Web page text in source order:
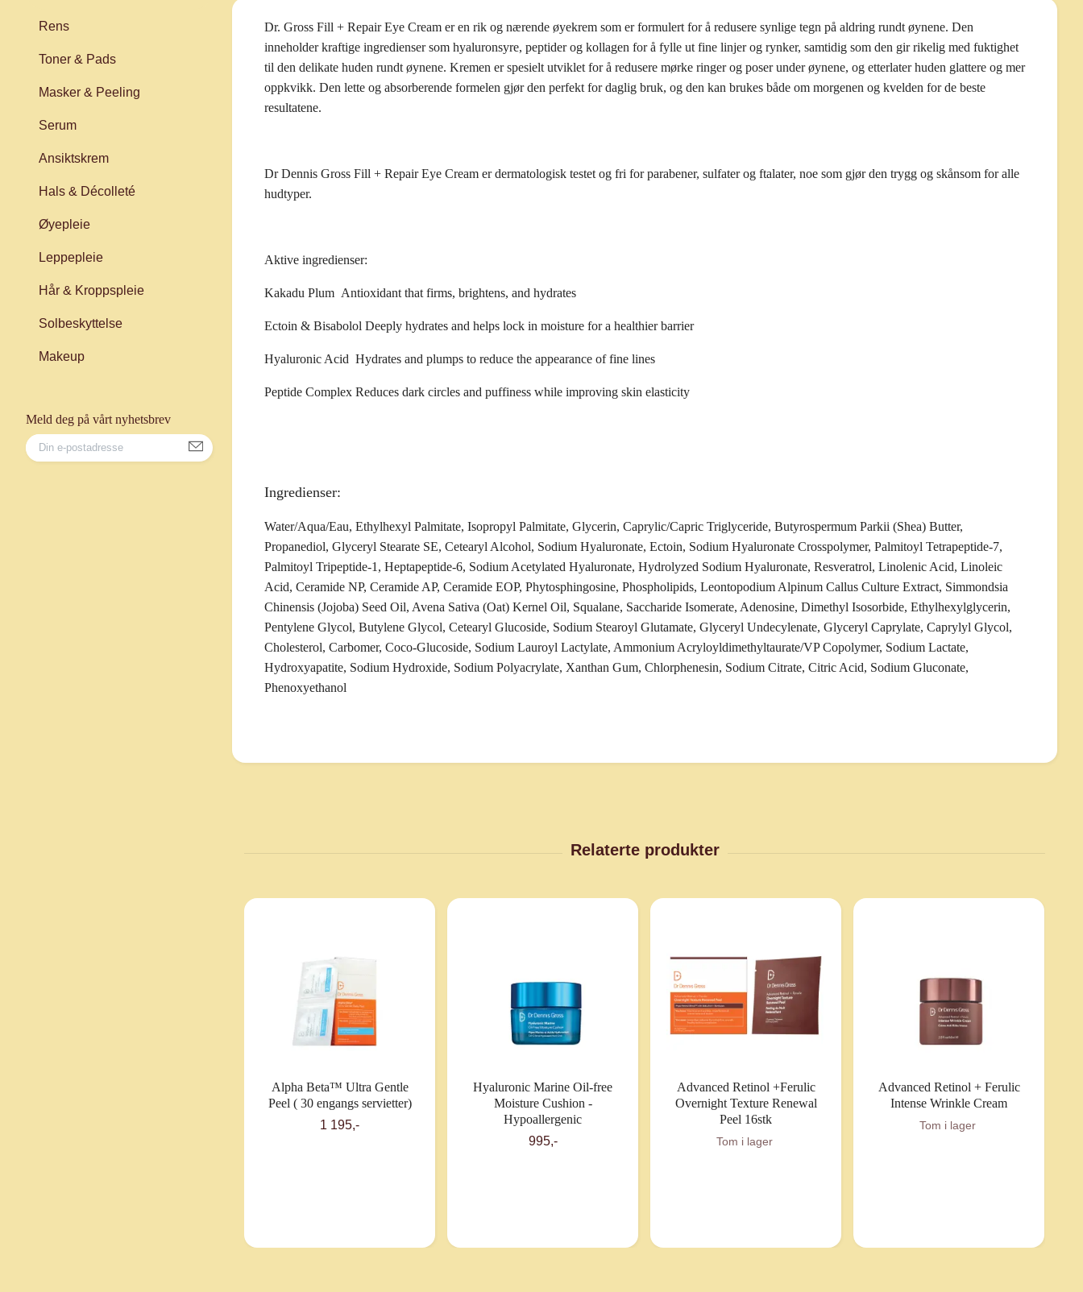
Rens
Toner & Pads
Masker & Peeling
Serum
Ansiktskrem
Hals & Décolleté
Øyepleie
Leppepleie
Hår & Kroppspleie
Solbeskyttelse
Makeup
Meld deg på vårt nyhetsbrev
Dr. Gross Fill + Repair Eye Cream er en rik og nærende øyekrem som er formulert for å redusere synlige tegn på aldring rundt øynene. Den
inneholder kraftige ingredienser som hyaluronsyre, peptider og kollagen for å fylle ut fine linjer og rynker, samtidig som den gir rikelig med fuktighet
til den delikate huden rundt øynene. Kremen er spesielt utviklet for å redusere mørke ringer og poser under øynene, og etterlater huden glattere og mer
oppkvikk. Den lette og absorberende formelen gjør den perfekt for daglig bruk, og den kan brukes både om morgenen og kvelden for de beste
resultatene.
Dr Dennis Gross Fill + Repair Eye Cream er dermatologisk testet og fri for parabener, sulfater og ftalater, noe som gjør den trygg og skånsom for alle
hudtyper.
Aktive ingredienser:
Kakadu Plum Antioxidant that firms, brightens, and hydrates
Ectoin & Bisabolol Deeply hydrates and helps lock in moisture for a healthier barrier
Hyaluronic Acid Hydrates and plumps to reduce the appearance of fine lines
Peptide Complex Reduces dark circles and puffiness while improving skin elasticity
Ingredienser:
Water/Aqua/Eau, Ethylhexyl Palmitate, Isopropyl Palmitate, Glycerin, Caprylic/Capric Triglyceride, Butyrospermum Parkii (Shea) Butter,
Propanediol, Glyceryl Stearate SE, Cetearyl Alcohol, Sodium Hyaluronate, Ectoin, Sodium Hyaluronate Crosspolymer, Palmitoyl Tetrapeptide-7,
Palmitoyl Tripeptide-1, Heptapeptide-6, Sodium Acetylated Hyaluronate, Hydrolyzed Sodium Hyaluronate, Resveratrol, Linolenic Acid, Linoleic
Acid, Ceramide NP, Ceramide AP, Ceramide EOP, Phytosphingosine, Phospholipids, Leontopodium Alpinum Callus Culture Extract, Simmondsia
Chinensis (Jojoba) Seed Oil, Avena Sativa (Oat) Kernel Oil, Squalane, Saccharide Isomerate, Adenosine, Dimethyl Isosorbide, Ethylhexylglycerin,
Pentylene Glycol, Butylene Glycol, Cetearyl Glucoside, Sodium Stearoyl Glutamate, Glyceryl Undecylenate, Glyceryl Caprylate, Caprylyl Glycol,
Cholesterol, Carbomer, Coco-Glucoside, Sodium Lauroyl Lactylate, Ammonium Acryloyldimethyltaurate/VP Copolymer, Sodium Lactate,
Hydroxyapatite, Sodium Hydroxide, Sodium Polyacrylate, Xanthan Gum, Chlorphenesin, Sodium Citrate, Citric Acid, Sodium Gluconate,
Phenoxyethanol
Alpha Beta™ Ultra Gentle
Peel ( 30 engangs servietter)
1 195,-
Hyaluronic Marine Oil-free
Moisture Cushion -
Hypoallergenic
995,-
Advanced Retinol +Ferulic
Overnight Texture Renewal
Peel 16stk
Tom i lager
Advanced Retinol + Ferulic
Intense Wrinkle Cream
Tom i lager